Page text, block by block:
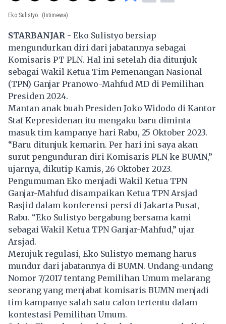
Eko Sulistyo. (Istimewa)
STARBANJAR - Eko Sulistyo bersiap
mengundurkan diri dari jabatannya sebagai
Komisaris PT PLN. Hal ini setelah dia ditunjuk
sebagai Wakil Ketua Tim Pemenangan Nasional
(TPN) Ganjar Pranowo-Mahfud MD di Pemilihan
Presiden 2024.
Mantan anak buah Presiden Joko Widodo di Kantor
Staf Kepresidenan itu mengaku baru diminta
masuk tim kampanye hari Rabu, 25 Oktober 2023.
“Baru ditunjuk kemarin. Per hari ini saya akan
surut pengunduran diri Komisaris PLN ke BUMN,”
ujarnya, dikutip Kamis, 26 Oktober 2023.
Pengumuman Eko menjadi Wakil Ketua TPN
Ganjar-Mahfud disampaikan Ketua TPN Arsjad
Rasjid dalam konferensi persi di Jakarta Pusat,
Rabu. “Eko Sulistyo bergabung bersama kami
sebagai Wakil Ketua TPN Ganjar-Mahfud,” ujar
Arsjad.
Merujuk regulasi, Eko Sulistyo memang harus
mundur dari jabatannya di BUMN. Undang-undang
Nomor 7/2017 tentang Pemilihan Umum melarang
seorang yang menjabat komisaris BUMN menjadi
tim kampanye salah satu calon tertentu dalam
kontestasi Pemilihan Umum.